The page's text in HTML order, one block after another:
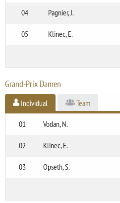
04 Pagnier, J.
05 Klinec, E.
Grand-Prix Damen
Individual Team
01 Vodan, N.
02 Klinec, E.
03 Opseth, S.